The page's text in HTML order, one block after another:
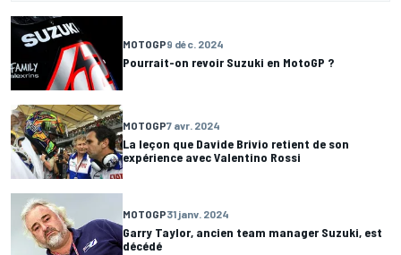
MOTOGP9 déc. 2024
Pourrait-on revoir Suzuki en MotoGP ?
MOTOGP7 avr. 2024
La leçon que Davide Brivio retient de son
expérience avec Valentino Rossi
MOTOGP31 janv. 2024
Garry Taylor, ancien team manager Suzuki, est
décédé